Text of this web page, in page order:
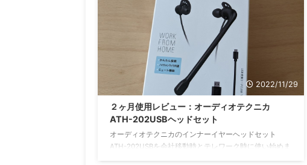
て、バッテリー以外にも外使い用の短い充電ケーブルが
必要ですよね。10cm程度のケーブルを調べてみると、
Amazonでだいたい約1,000円くらい。（ある程度尤もら
しいメーカーのもので）ケーブルのくせに地味にするな
ぁ………なんて考えていましたが、そういえば今の
iPhoneにはMa ...
2022/11/29
２ヶ月使用レビュー：オーディオテクニカ
ATH-202USBヘッドセット
オーディオテクニカのインナーイヤーヘッドセット
ATH-202USBを会社移動時とテレワーク時に使い始めま